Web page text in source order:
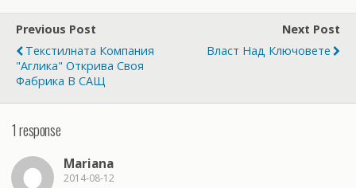
Previous Post
Текстилната Компания
"Аглика" Открива Своя
Фабрика В САЩ
Next Post
Власт Над Ключовете
1 response
Mariana
2014-08-12